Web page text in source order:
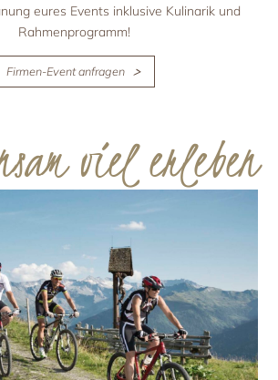
eures Events inklusive Kulinarik und
Rahmenprogramm!
Firmen-Event anfragen
viel erleben